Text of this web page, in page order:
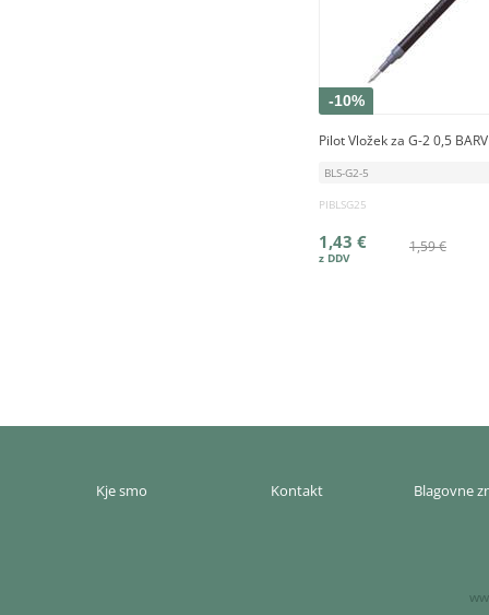
-10%
Pilot Vložek za G-2 0,5
BLS-G2-5
PIBLSG25
1,59 €
1,43 €
Kje smo Kontakt Blagovne